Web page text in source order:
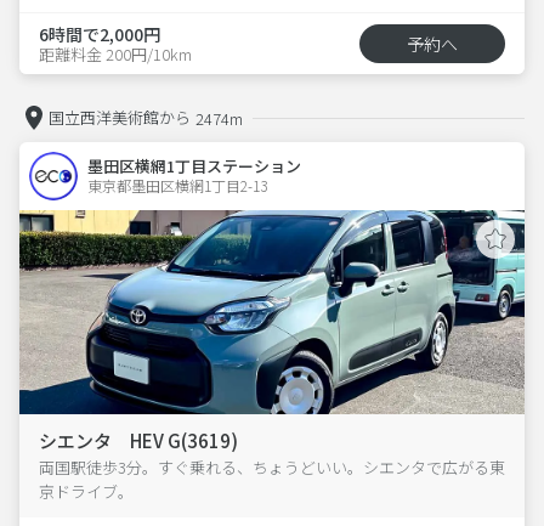
6時間で2,000円
距離料金 200円/10km 予約へ
国立西洋美術館から 2474m
墨田区横網1丁目ステーション
東京都墨田区横網1丁目2-13
シエンタ HEV G(3619)
両国駅徒歩3分。すぐ乗れる、ちょうどいい。シエンタで広がる東
京ドライブ。